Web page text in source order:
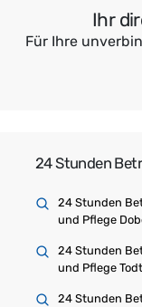
Ihr
Für Ihre
24 Stunden
24 Stunden
und Pflege
24 Stunden
und Pflege
24 Stunden